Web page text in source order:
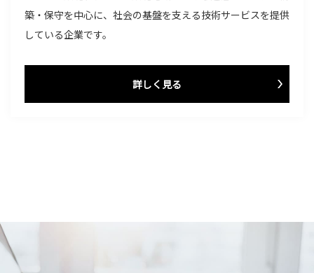
築・保守を中心に、社会の基盤を支える技術サービスを提供
している企業です。
詳しく見る